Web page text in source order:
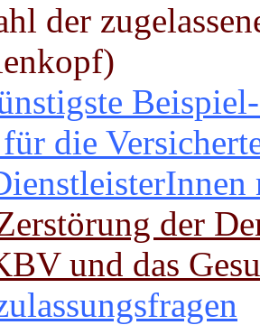
der
für die
der
und das